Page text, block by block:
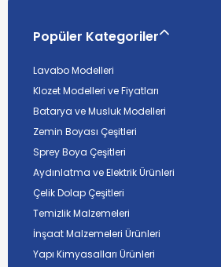
Popüler Kategoriler
Lavabo Modelleri
Klozet Modelleri ve Fiyatları
Batarya ve Musluk Modelleri
Zemin Boyası Çeşitleri
Sprey Boya Çeşitleri
Aydınlatma ve Elektrik Ürünleri
Çelik Dolap Çeşitleri
Temizlik Malzemeleri
İnşaat Malzemeleri Ürünleri
Yapı Kimyasalları Ürünleri